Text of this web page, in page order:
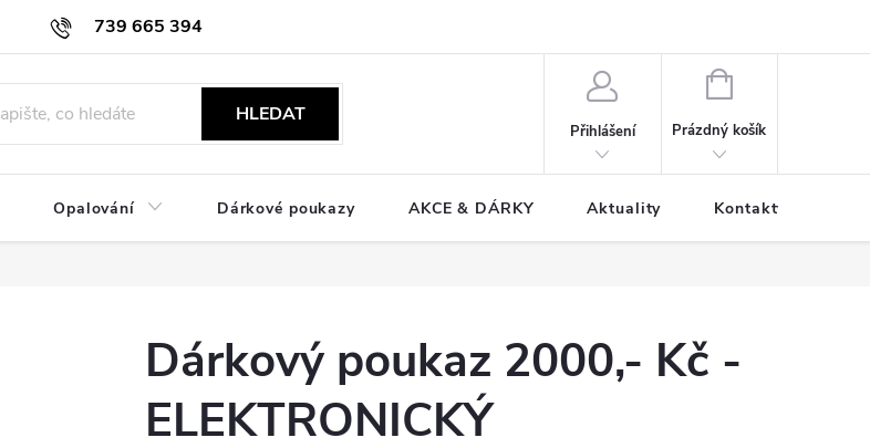
739 665 394
HLEDAT
Přihlášení
NÁKUPNÍ
Prázdný košík
Opalování Dárkové poukazy AKCE & DÁRKY Aktuality Kontakty
Dárkový poukaz 2000,- Kč -
ELEKTRONICKÝ